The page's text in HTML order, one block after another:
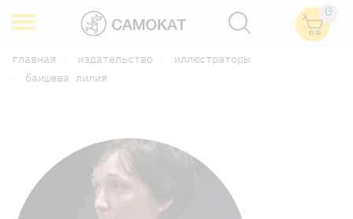
0
главная издательство
иллюстраторы
баишева лилия